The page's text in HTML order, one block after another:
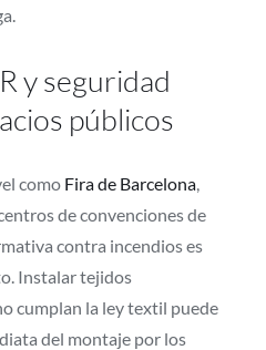
y seguridad
públicos
como Fira de Barcelona,
de convenciones de
contra incendios es
Instalar tejidos
cumplan la ley textil puede
del montaje por los